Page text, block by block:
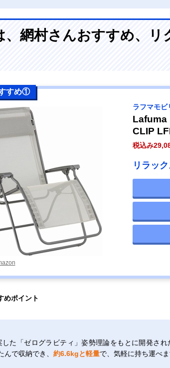
、網村さんおすすめ、リ
すめ①
ラフマモビ
Lafuma
CLIP
税込み
リラッ
めポイント
した「ゼログラビティ」姿勢理論をもとに開発さ
んで収納でき、 約6.6kgと軽量で、気軽に持ち運べま